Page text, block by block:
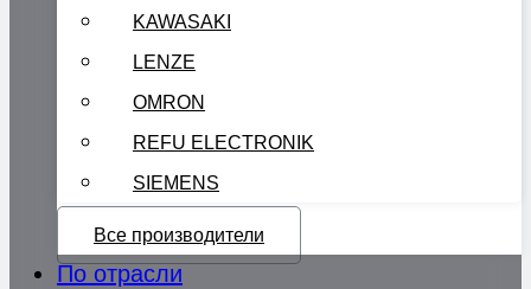
KAWASAKI
LENZE
OMRON
REFU ELECTRONIK
SIEMENS
Все производители
По отрасли